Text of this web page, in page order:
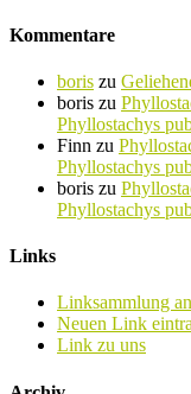
Kommentare
boris zu
boris zu
Phyllostachys
Finn zu
Phyllostachys
boris zu
Phyllostachys
Links
Linksammlung
Neuen Link
Link zu uns